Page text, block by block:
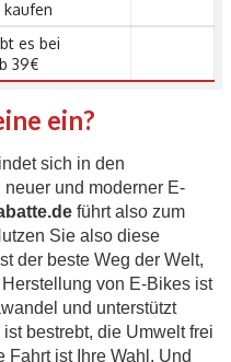
es bei
39€
ein?
sich in den
und moderner E-
führt also zum
Sie also diese
der beste Weg der Welt,
von E-Bikes ist
und unterstützt
bestrebt, die Umwelt frei
Fahrt ist Ihre Wahl. Und